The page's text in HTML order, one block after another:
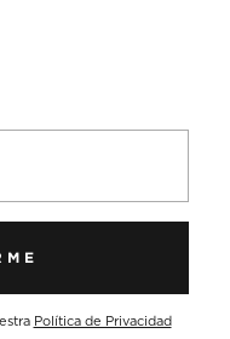
Política de Privacidad